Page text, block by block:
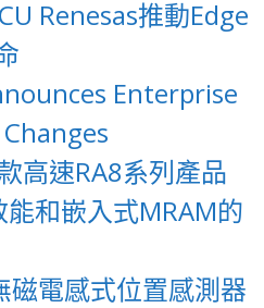
Renesas推動Edge
Enterprise
高速RA8系列產品
能和嵌入式MRAM的
磁電感式位置感測器